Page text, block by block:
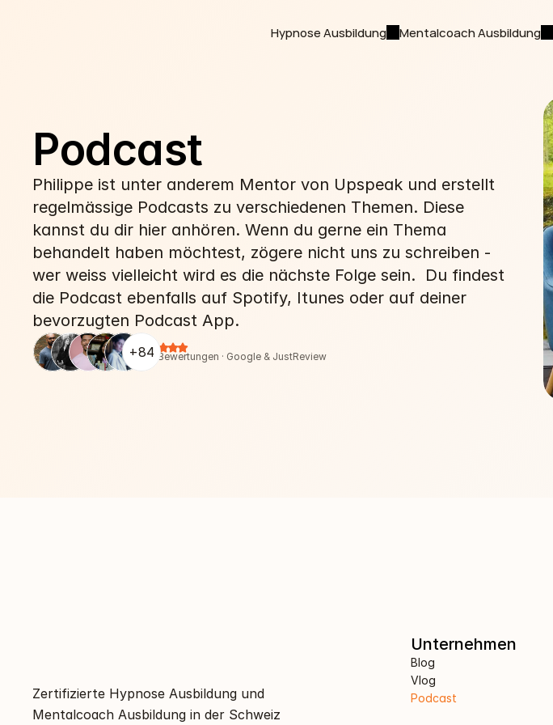
Hypnose Ausbildung Mentalcoach Ausbildung
Podcast
Philippe ist unter anderem Mentor von Upspeak und erstellt
regelmässige Podcasts zu verschiedenen Themen. Diese
kannst du dir hier anhören. Wenn du gerne ein Thema
behandelt haben möchtest, zögere nicht uns zu schreiben -
wer weiss vielleicht wird es die nächste Folge sein.  Du findest
die Podcast ebenfalls auf Spotify, Itunes oder auf deiner
bevorzugten Podcast App.
+84
162 Bewertungen · Google & JustReview
Zertifizierte Hypnose Ausbildung und
Mentalcoach Ausbildung in der Schweiz
Unternehmen
Blog
Vlog
Podcast